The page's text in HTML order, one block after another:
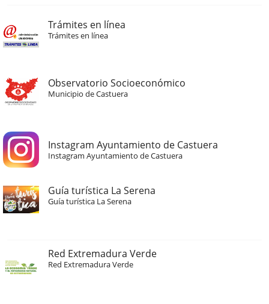
Trámites en línea
Trámites en línea
Observatorio Socioeconómico
Municipio de Castuera
Instagram Ayuntamiento de Castuera
Instagram Ayuntamiento de Castuera
Guía turística La Serena
Guía turística La Serena
Red Extremadura Verde
Red Extremadura Verde